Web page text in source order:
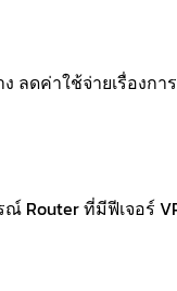
ดค่าใช้จ่ายเรื่องก
Router ที่มีฟีเจอร์